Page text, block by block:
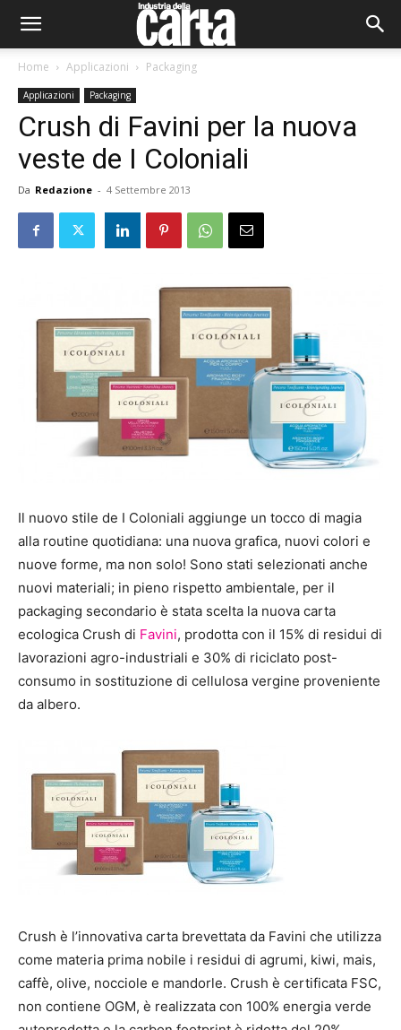
Home Applicazioni Packaging
Applicazioni Packaging
Crush di Favini per la nuova
veste de I Coloniali
Da Redazione - 4 Settembre 2013
Il nuovo stile de I Coloniali aggiunge un tocco di magia
alla routine quotidiana: una nuova grafica, nuovi colori e
nuove forme, ma non solo! Sono stati selezionati anche
nuovi materiali; in pieno rispetto ambientale, per il
packaging secondario è stata scelta la nuova carta
ecologica Crush di Favini, prodotta con il 15% di residui di
lavorazioni agro-industriali e 30% di riciclato post-
consumo in sostituzione di cellulosa vergine proveniente
da albero.
Crush è l’innovativa carta brevettata da Favini che utilizza
come materia prima nobile i residui di agrumi, kiwi, mais,
caffè, olive, nocciole e mandorle. Crush è certificata FSC,
non contiene OGM, è realizzata con 100% energia verde